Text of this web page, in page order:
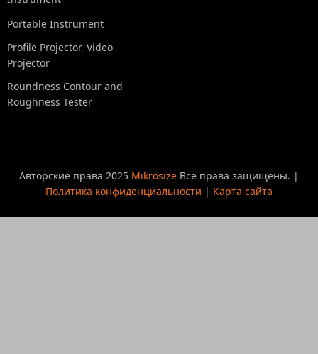
Portable Instrument
Profile Projector, Video
Projector
Roundness Contour and
Roughness Tester
Авторские права 2025 Mikrosize Все права защищены. |
Политика конфиденциальности | Карта сайта